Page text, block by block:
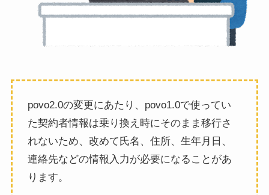
povo2.0の変更にあたり、povo1.0で使ってい
た契約者情報は乗り換え時にそのまま移行さ
れないため、改めて氏名、住所、生年月日、
連絡先などの情報入力が必要になることがあ
ります。